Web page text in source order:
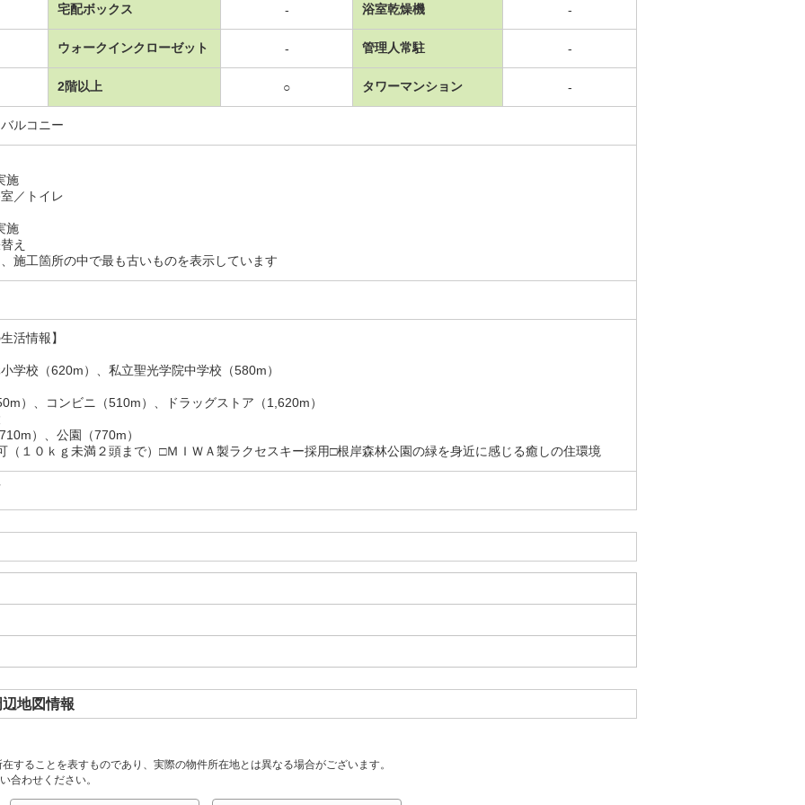
宅配ボックス - 浴室乾燥機 -
ウォークインクローゼット - 管理人常駐 -
2階以上 ○ タワーマンション -
ルコニー
施
／トイレ
施
え
施工箇所の中で最も古いものを表示しています
活情報】
学校（620m）、私立聖光学院中学校（580m）
）、コンビニ（510m）、ドラッグストア（1,620m）
）、公園（770m）
（１０ｋｇ未満２頭まで）□ＭＩＷＡ製ラクセスキー採用□根岸森林公園の緑を身近に感じる癒しの住環境
地図情報
することを表すものであり、実際の物件所在地とは異なる場合がございます。
合わせください。